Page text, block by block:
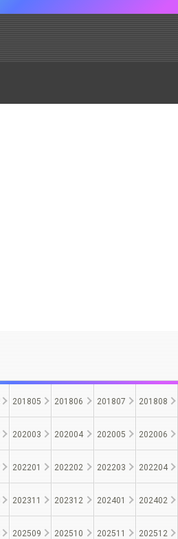
201805 201806 201807 201808
202003 202004 202005 202006
202201 202202 202203 202204
202311 202312 202401 202402
202509 202510 202511 202512